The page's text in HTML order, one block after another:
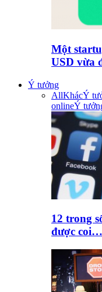
Một
USD vừa
Ý tưởng
AllKhácÝ
onlineÝ
12 trong
được coi…